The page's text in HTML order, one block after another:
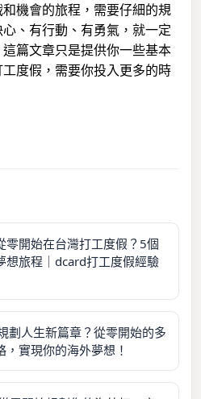
機會的旅程，需要仔細的規
、有行動、有勇氣，就一定
篇文章只是提供你一些基本
度假，需要你投入更多的時
零開始在台灣打工度假？5個
想旅程｜dcard打工度假經驗
劃人生新篇章？從零開始的多
實現你的海外夢想！